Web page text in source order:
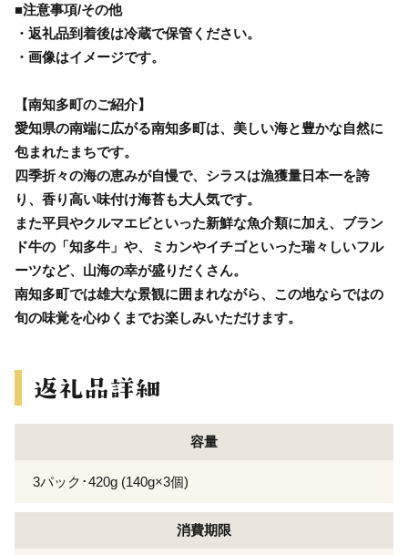
■注意事項/その他
・返礼品到着後は冷蔵で保管ください。
・画像はイメージです。
【南知多町のご紹介】
愛知県の南端に広がる南知多町は、美しい海と豊かな自然に
包まれたまちです。
四季折々の海の恵みが自慢で、シラスは漁獲量日本一を誇
り、香り高い味付け海苔も大人気です。
また平貝やクルマエビといった新鮮な魚介類に加え、ブラン
ド牛の「知多牛」や、ミカンやイチゴといった瑞々しいフル
ーツなど、山海の幸が盛りだくさん。
南知多町では雄大な景観に囲まれながら、この地ならではの
旬の味覚を心ゆくまでお楽しみいただけます。
容量
3パック･420g (140g×3個)
消費期限